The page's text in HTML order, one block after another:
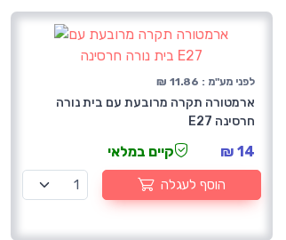
לפני מע"מ : 11.86 ₪
ארמטורה תקרה מרובעת עם בית נורה
חרסינה E27
14 ₪ קיים במלאי
הוסף לעגלה